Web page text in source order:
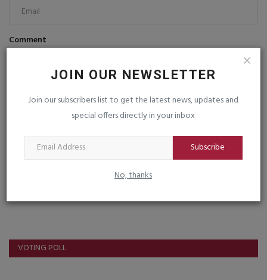
JOIN OUR NEWSLETTER
Join our subscribers list to get the latest news, updates and
special offers directly in your inbox
Subscribe
No, thanks
Comment
VOTING POLL